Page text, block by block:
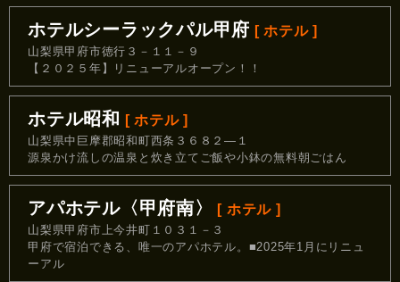
ホテルシーラックパル甲府 [ ホテル ]
山梨県甲府市徳行３－１１－９
【２０２５年】リニューアルオープン！！
ホテル昭和 [ ホテル ]
山梨県中巨摩郡昭和町西条３６８２―１
源泉かけ流しの温泉と炊き立てご飯や小鉢の無料朝ごはん
アパホテル〈甲府南〉 [ ホテル ]
山梨県甲府市上今井町１０３１－３
甲府で宿泊できる、唯一のアパホテル。■2025年1月にリニュ
ーアル